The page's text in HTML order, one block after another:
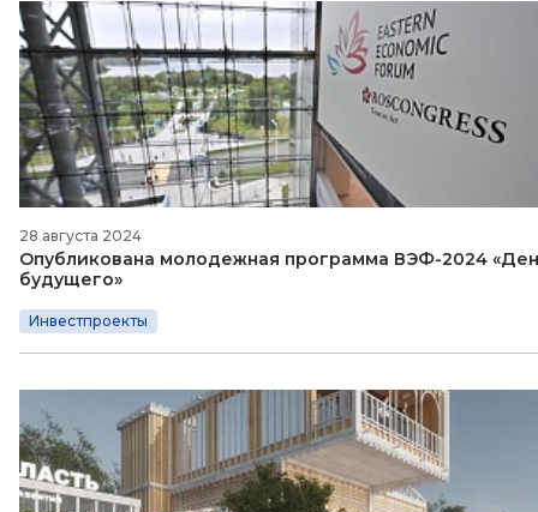
28 августа 2024
Опубликована молодежная программа ВЭФ-2024
будущего‎»
Инвестпроекты